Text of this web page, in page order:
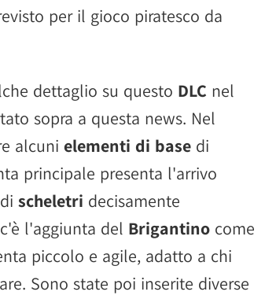
per il gioco piratesco da
dettaglio su questo DLC nel
sopra a questa news. Nel
alcuni elementi di base di
principale presenta l'arrivo
scheletri decisamente
l'aggiunta del Brigantino come
piccolo e agile, adatto a chi
Sono state poi inserite diverse